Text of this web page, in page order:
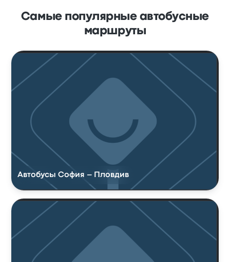
Самые популярные автобусные
маршруты
Автобусы София – Пловдив